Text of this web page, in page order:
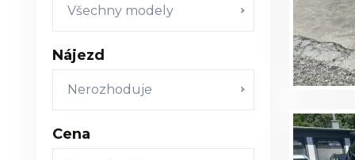
Všechny modely
Nájezd
Nerozhoduje
Cena